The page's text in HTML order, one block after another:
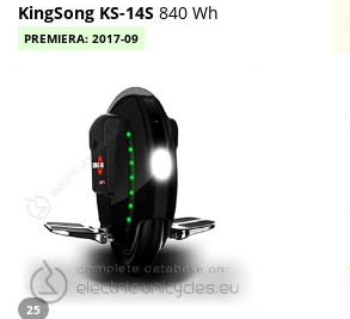
KingSong KS-14S 840 Wh
PREMIERA: 2017-09
25